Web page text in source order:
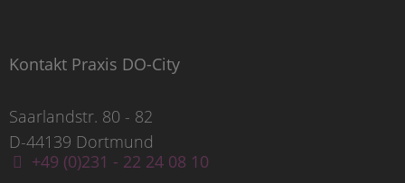
Kontakt Praxis DO-City
Saarlandstr. 80 - 82
D-44139 Dortmund
+49 (0)231 - 22 24 08 10